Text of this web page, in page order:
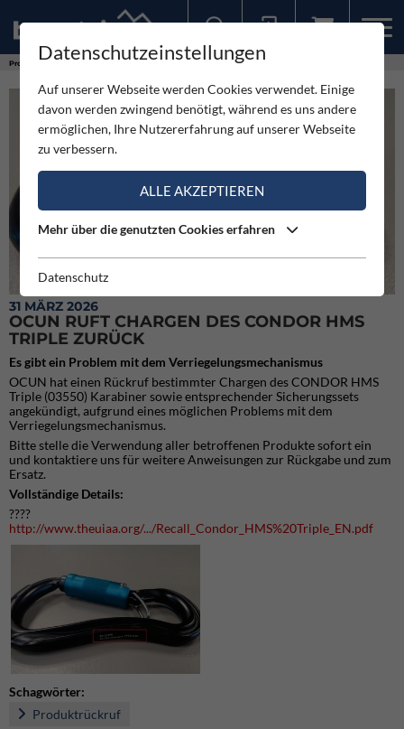
Produkte Ocun ruft Chargen des Condor HMS Triple zurück
31 MÄRZ 2026
OCUN RUFT CHARGEN DES CONDOR HMS
TRIPLE ZURÜCK
Es gibt ein Problem mit dem Verriegelungsmechanismus
OCUN hat einen Rückruf bestimmter Chargen des CONDOR HMS
Triple (03550) Karabiner sowie entsprechender Sicherungssets
angekündigt, aufgrund eines möglichen Problems mit dem
Verriegelungsmechanismus.
Bitte stelle die Verwendung aller betroffenen Produkte sofort ein
und kontaktiere uns für weitere Anweisungen zur Rückgabe und zum
Ersatz.
Vollständige Details:
????
http://www.theuiaa.org/.../Recall_Condor_HMS%20Triple_EN.pdf
Schagwörter:
Produktrückruf
Datenschutzeinstellungen
Auf unserer Webseite werden Cookies verwendet. Einige
davon werden zwingend benötigt, während es uns andere
ermöglichen, Ihre Nutzererfahrung auf unserer Webseite
zu verbessern.
ALLE AKZEPTIEREN
Mehr über die genutzten Cookies erfahren
Datenschutz